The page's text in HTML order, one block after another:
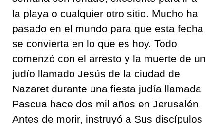
la playa o cualquier otro sitio. Mucho ha
pasado en el mundo para que esta fecha
se convierta en lo que es hoy. Todo
comenzó con el arresto y la muerte de un
judío llamado Jesús de la ciudad de
Nazaret durante una fiesta judía llamada
Pascua hace dos mil años en Jerusalén.
Antes de morir, instruyó a Sus discípulos